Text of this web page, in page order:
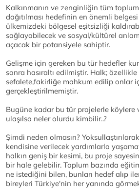
Kalkınmanın ve zenginliğin tüm
dağıtılması hedefinin en önemli
ülkemizdeki bölgesel eşitsizliği
sağlayabilecek ve sosyal/kültürel
açacak bir potansiyele sahiptir.
Gelişme için gereken bu tür hedefler
sonra hasıraltı edilmiştir. Halk;
sefalete,fakirliğe mahkum edilip onlar
gerçekleştirilmemiştir.
Bugüne kadar bu tür projelerle köylere
ulaşılsa neler olurdu kimbilir..?
Şimdi neden olmasın?
kendisine verilecek yardımlarla
halkın geniş bir kesimi, bu proje
bir hale gelebilir. Toplum bazında
ne istediğini bilen, bunları hedef alıp
bireyleri Türkiye'nin her yanında